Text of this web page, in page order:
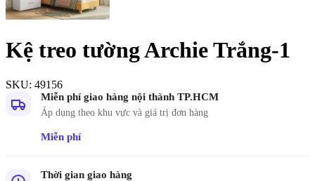
Kệ treo tường Archie Trắng-1
SKU: 49156
Miễn phí giao hàng nội thành TP.HCM
Áp dụng theo khu vực và giá trị đơn hàng
Miễn phí
Thời gian giao hàng